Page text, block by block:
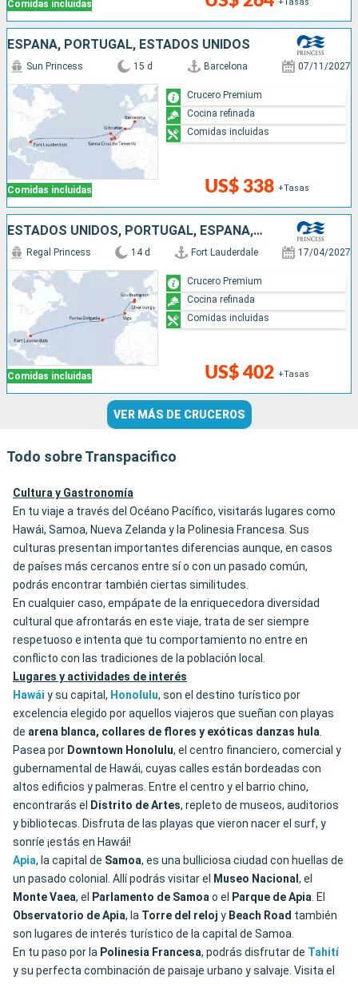
Comidas incluidas +Tasas
ESPAÑA, PORTUGAL, ESTADOS UNIDOS
Comidas incluidas
Sun Princess 15 d Barcelona 07/11/2027
US$ 338 +Tasas
Crucero Premium
Cocina refinada
Comidas incluidas
ESTADOS UNIDOS, PORTUGAL, ESPAÑA, FRANCIA, REINO UNIDO
Comidas incluidas
Regal Princess 14 d Fort Lauderdale 17/04/2027
US$ 402 +Tasas
Crucero Premium
Cocina refinada
Comidas incluidas
VER MÁS DE CRUCEROS
Todo sobre Transpacifico
Cultura y Gastronomía
En tu viaje a través del Océano Pacífico, visitarás lugares como
Hawái, Samoa, Nueva Zelanda y la Polinesia Francesa. Sus
culturas presentan importantes diferencias aunque, en casos
de países más cercanos entre sí o con un pasado común,
podrás encontrar también ciertas similitudes.
En cualquier caso, empápate de la enriquecedora diversidad
cultural que afrontarás en este viaje, trata de ser siempre
respetuoso e intenta que tu comportamiento no entre en
conflicto con las tradiciones de la población local.
Lugares y actividades de interés
Hawái y su capital, Honolulu, son el destino turístico por
excelencia elegido por aquellos viajeros que sueñan con playas
de arena blanca, collares de flores y exóticas danzas hula.
Pasea por Downtown Honolulu, el centro financiero, comercial y
gubernamental de Hawái, cuyas calles están bordeadas con
altos edificios y palmeras. Entre el centro y el barrio chino,
encontrarás el
Distrito de Artes, repleto de museos, auditorios
y bibliotecas. Disfruta de las playas que vieron nacer el surf, y
sonríe ¡estás en Hawái!
Apia, la capital de Samoa, es una bulliciosa ciudad con huellas de
un pasado colonial. Allí podrás visitar el
Museo Nacional , el
Monte Vaea, el Parlamento de Samoao el Parque de Apia. El
Observatorio de Apia, la Torre del reloj y Beach Road también
son lugares de interés turístico de la capital de Samoa.
En tu paso por la Polinesia Francesa, podrás disfrutar de Tahití
y su perfecta combinación de paisaje urbano y salvaje. Visita el